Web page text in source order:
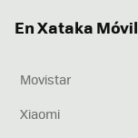
En Xataka
Movistar
Xiaomi